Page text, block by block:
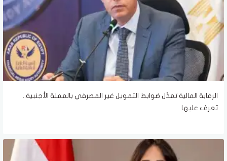
الرقابة المالية تعدّل ضوابط التمويل غير المصرفي بالعملة الأجنبية..
تعرف عليها